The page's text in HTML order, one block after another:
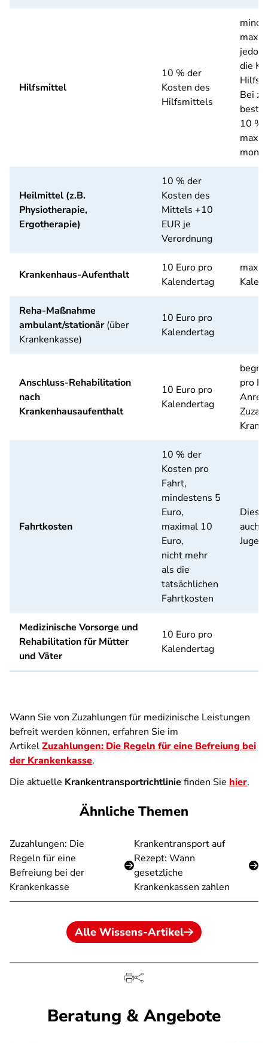
Hilfsmittel
10 % der
Kosten des
Hilfsmittels
die
Bei
10 %
Heilmittel (z.B.
Physiotherapie,
Ergotherapie)
10 % der
Kosten des
Mittels +10
EUR je
Verordnung
Krankenhaus-Aufenthalt
10 Euro pro
Kalendertag
Reha-Maßnahme
ambulant/stationär(über
Krankenkasse)
10 Euro pro
Kalendertag
Anschluss-Rehabilitation
nach
Krankenhausaufenthalt
10 Euro pro
Kalendertag
pro
Fahrtkosten
10 % der
Kosten pro
Fahrt,
mindestens 5
Euro,
maximal 10
Euro,
nicht mehr
als die
tatsächlichen
Fahrtkosten
Diese
auch
Medizinische Vorsorge und
Rehabilitation für Mütter
und Väter
10 Euro pro
Kalendertag
Wann Sie von Zuzahlungen für medizinische Leistungen
befreit werden können, erfahren Sie im
ArtikelZuzahlungen: Die Regeln für eine Befreiung bei
der Krankenkasse.
Die aktuelle Krankentransportrichtlinie finden Sie hier.
Ähnliche Themen
Zuzahlungen: Die
Regeln für eine
Befreiung bei der
Krankenkasse
Krankentransport auf
Rezept: Wann
gesetzliche
Krankenkassen zahlen
Alle Wissens-Artikel
Beratung & Angebote